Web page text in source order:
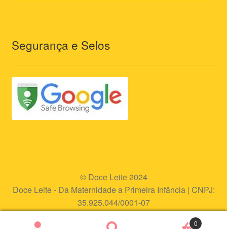
Segurança e Selos
© Doce Leite 2024
Doce Leite - Da Maternidade a Primeira Infância | CNPJ:
35.925.044/0001-07
0